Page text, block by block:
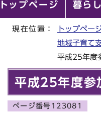
トップページ 暮ら
現在位置： トップペー
地域子育て
平成25年度
平成25年度参
ページ番号123081